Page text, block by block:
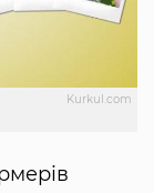
Kurkul.com